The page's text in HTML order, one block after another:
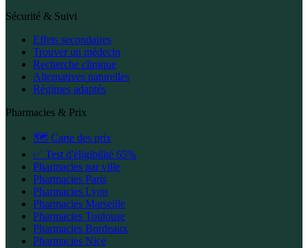
Sécurité & Suivi
Effets secondaires
Trouver un médecin
Recherche clinique
Alternatives naturelles
Régimes adaptés
Pharmacies & Prix
🗺️ Carte des prix
✅ Test d'éligibilité 65%
Pharmacies par ville
Pharmacies Paris
Pharmacies Lyon
Pharmacies Marseille
Pharmacies Toulouse
Pharmacies Bordeaux
Pharmacies Nice